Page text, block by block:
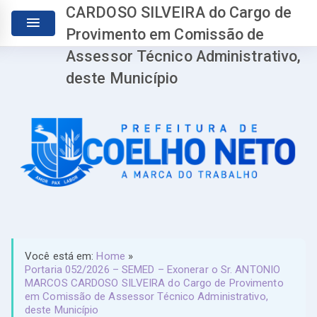
CARDOSO SILVEIRA do Cargo de
Provimento em Comissão de
Assessor Técnico Administrativo,
deste Município
Você está em:Home »
Portaria 052/2026 – SEMED – Exonerar o Sr. ANTONIO
MARCOS CARDOSO SILVEIRA do Cargo de Provimento
em Comissão de Assessor Técnico Administrativo,
deste Município